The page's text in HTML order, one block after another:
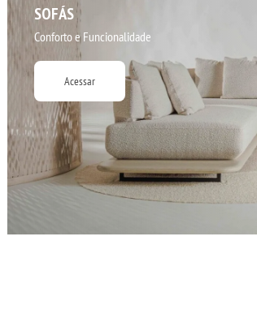
SOFÁS
Conforto e Funcionalidade
Acessar